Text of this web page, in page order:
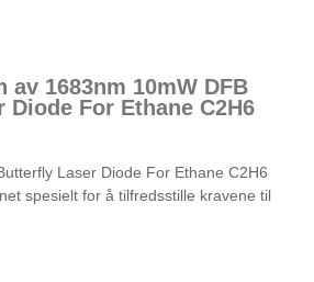
av 1683nm 10mW DFB
For Ethane C2H6
Laser Diode For Ethane C2H6
spesielt for å tilfredsstille kravene til